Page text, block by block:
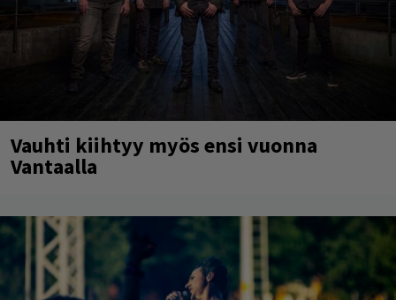
Vauhti kiihtyy myös ensi vuonna
Vantaalla